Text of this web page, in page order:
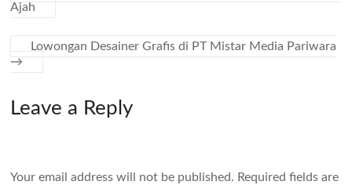
Ajah
Lowongan Desainer Grafis di PT Mistar Media Pariwara
→
Leave a Reply
Your email address will not be published. Required fields are